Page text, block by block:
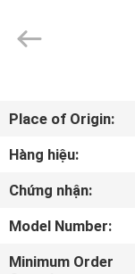
CHỦ
CÁC
SẢN
2026
HANGZHOU
Rights
Place of Origin:
Hàng hiệu:
Chứng nhận:
Model Number:
Minimum Order